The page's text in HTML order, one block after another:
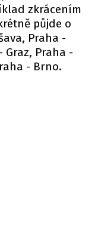
zkrácením
půjde o
Praha -
Praha -
- Brno.